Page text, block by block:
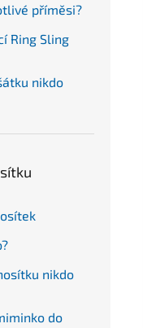
příměsi?
Ring Sling
nikdo
nikdo
do